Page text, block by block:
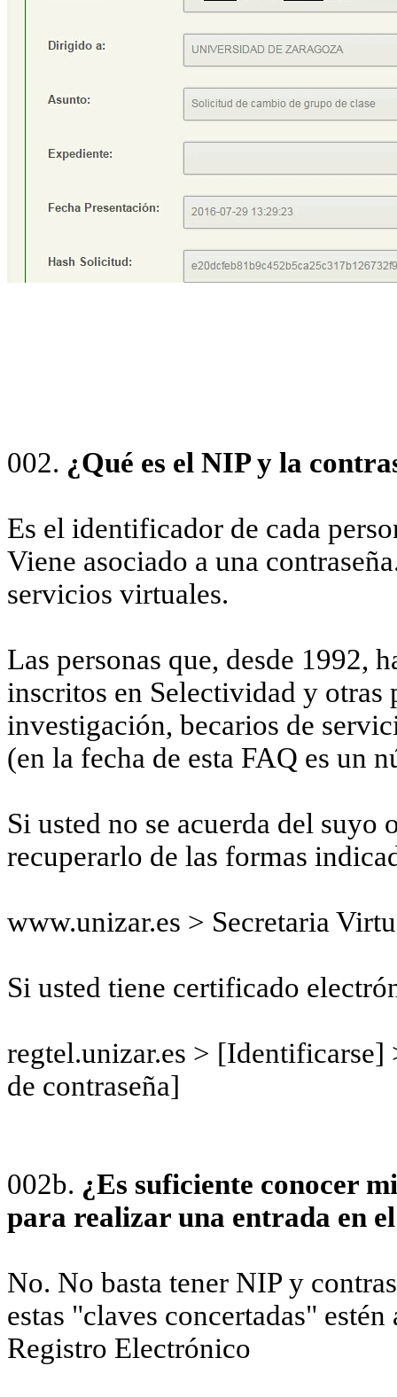
002. ¿Qué es el NIP y la
Es el identificador de cada
Viene asociado a una
servicios virtuales.
Las personas que, desde 1992,
inscritos en Selectividad y otras
investigación, becarios de
(en la fecha de esta FAQ es un
Si usted no se acuerda del suyo
recuperarlo de las formas
www.unizar.es > Secretaria
Si usted tiene certificado
regtel.unizar.es > [Identificarse]
de contraseña]
002b. ¿Es suficiente conocer
para realizar una entrada en
No. No basta tener NIP y
estas "claves concertadas"
Registro Electrónico